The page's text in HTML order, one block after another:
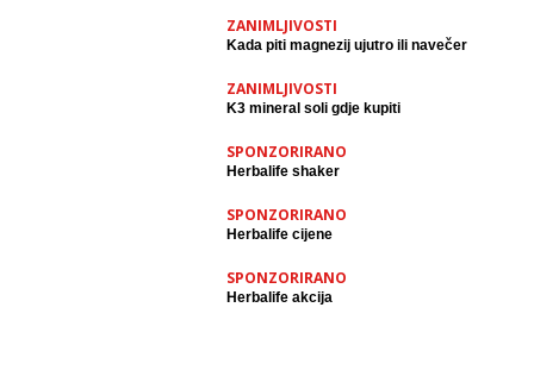
ZANIMLJIVOSTI
Kada piti magnezij ujutro ili navečer
ZANIMLJIVOSTI
K3 mineral soli gdje kupiti
SPONZORIRANO
Herbalife shaker
SPONZORIRANO
Herbalife cijene
SPONZORIRANO
Herbalife akcija